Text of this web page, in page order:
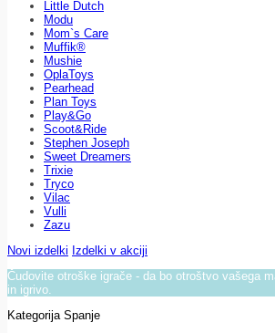
Little Dutch
Modu
Mom`s Care
Muffik®
Mushie
OplaToys
Pearhead
Plan Toys
Play&Go
Scoot&Ride
Stephen Joseph
Sweet Dreamers
Trixie
Tryco
Vilac
Vulli
Zazu
Novi izdelki Izdelki v akciji
Čudovite otroške igrače - da bo otroštvo vašega
in igrivo.
Kategorija Spanje